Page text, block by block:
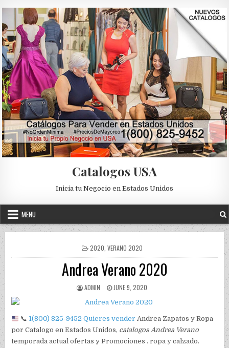
Catalogos USA
Inicia tu Negocio en Estados Unidos
MENU
POSTED IN
2020, VERANO 2020
Andrea Verano 2020
AUTHOR:
ADMIN PUBLISHED DATE:
JUNE 9, 2020
📞 1(800) 825-9452 Quieres vender Andrea Zapatos y Ropa
por Catalogo en Estados Unidos, catalogos Andrea Verano
temporada actual ofertas y Promociones . ropa y calzado.